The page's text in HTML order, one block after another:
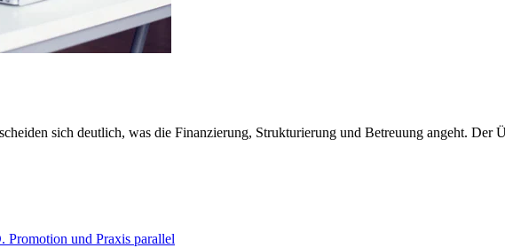
sich deutlich, was die Finanzierung, Strukturierung und Betreuung angeht. Der
Promotion und Praxis parallel